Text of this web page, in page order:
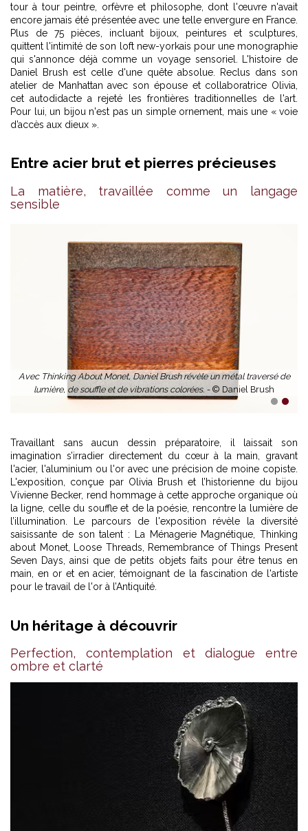
tour à tour peintre, orfèvre et philosophe, dont l'œuvre n'avait
encore jamais été présentée avec une telle envergure en France.
Plus de 75 pièces, incluant bijoux, peintures et sculptures,
quittent l'intimité de son loft new-yorkais pour une monographie
qui s'annonce déjà comme un voyage sensoriel. L'histoire de
Daniel Brush est celle d'une quête absolue. Reclus dans son
atelier de Manhattan avec son épouse et collaboratrice Olivia,
cet autodidacte a rejeté les frontières traditionnelles de l'art.
Pour lui, un bijou n'est pas un simple ornement, mais une « voie
d’accès aux dieux ».
Entre acier brut et pierres précieuses
La matière, travaillée comme un langage
sensible
Avec Thinking About Monet, Daniel Brush révèle un métal traversé de
lumière, de souffle et de vibrations colorées. - © Daniel Brush
Travaillant sans aucun dessin préparatoire, il laissait son
imagination s’irradier directement du cœur à la main, gravant
l'acier, l'aluminium ou l'or avec une précision de moine copiste.
L'exposition, conçue par Olivia Brush et l’historienne du bijou
Vivienne Becker, rend hommage à cette approche organique où
la ligne, celle du souffle et de la poésie, rencontre la lumière de
l’illumination. Le parcours de l'exposition révèle la diversité
saisissante de son talent : La Ménagerie Magnétique, Thinking
about Monet, Loose Threads, Remembrance of Things Present
Seven Days, ainsi que de petits objets faits pour être tenus en
main, en or et en acier, témoignant de la fascination de l'artiste
pour le travail de l'or à l’Antiquité.
Un héritage à découvrir
Perfection, contemplation et dialogue entre
ombre et clarté